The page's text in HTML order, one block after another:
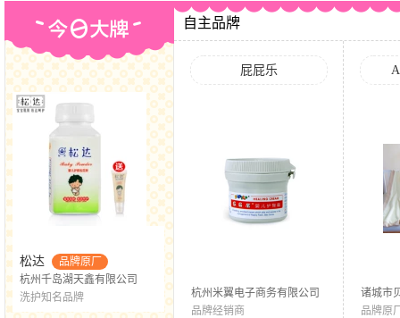
松达
品牌原厂
杭州千岛湖天鑫有限公司
洗护知名品牌
自主品牌
屁屁乐
杭州米翼电子商务有限公司
品牌经销商
诸城市
公司
品牌原